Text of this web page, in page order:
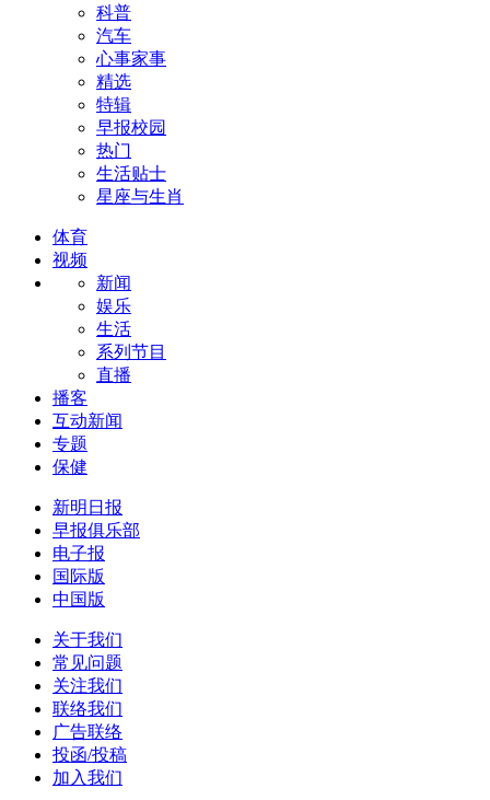
科普
汽车
心事家事
精选
特辑
早报校园
热门
生活贴士
星座与生肖
体育
视频
新闻
娱乐
生活
系列节目
直播
播客
互动新闻
专题
保健
新明日报
早报俱乐部
电子报
国际版
中国版
关于我们
常见问题
关注我们
联络我们
广告联络
投函/投稿
加入我们